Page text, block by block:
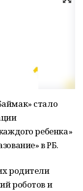
стало
ребенка»
в РБ.
родители
роботов и